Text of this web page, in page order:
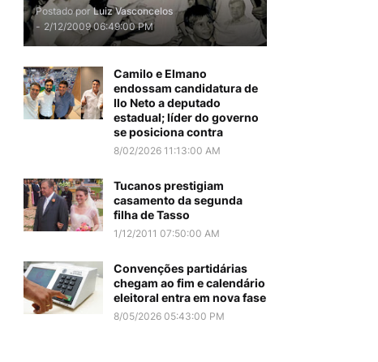
Postado por Luiz Vasconcelos
- 2/12/2009 06:49:00 PM
Camilo e Elmano
endossam candidatura de
Ilo Neto a deputado
estadual; líder do governo
se posiciona contra
8/02/2026 11:13:00 AM
Tucanos prestigiam
casamento da segunda
filha de Tasso
1/12/2011 07:50:00 AM
Convenções partidárias
chegam ao fim e calendário
eleitoral entra em nova fase
8/05/2026 05:43:00 PM